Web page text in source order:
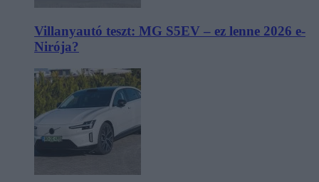
Villanyautó teszt: MG S5EV – ez lenne 2026 e-
Nirója?